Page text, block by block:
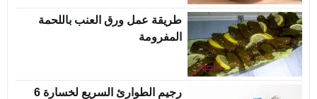
طريقة عمل ورق العنب باللحمة
المفرومة
رجيم الطوارئ السريع لخسارة 6